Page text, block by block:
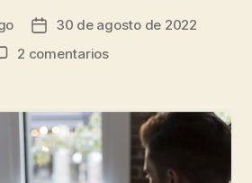
30 de agosto de 2022
2 comentarios